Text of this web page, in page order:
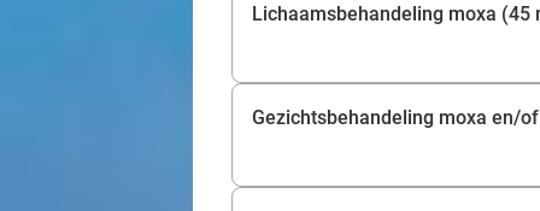
Lichaamsbehandeling moxa (45
Gezichtsbehandeling moxa en/